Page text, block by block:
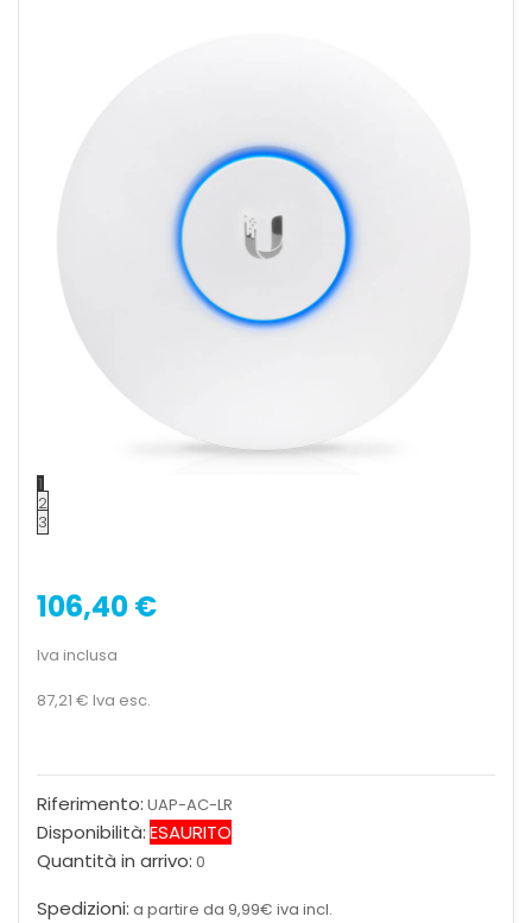
1
2
3
106,40 €
Iva inclusa
87,21 € Iva esc.
Riferimento: UAP-AC-LR
Disponibilità:ESAURITO
Quantità in arrivo: 0
Spedizioni: a partire da 9,99€ iva incl.